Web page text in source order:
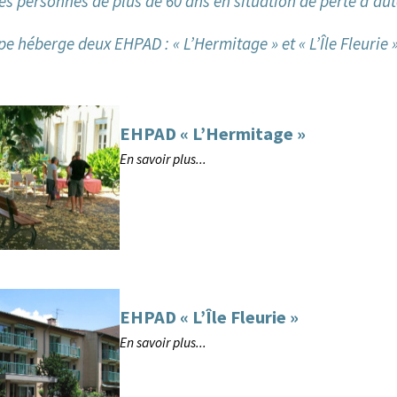
héberge deux EHPAD : « L’Hermitage » et « L’Île Fleurie
EHPAD « L’Hermitage »
En savoir plus...
EHPAD « L’Île Fleurie »
En savoir plus...